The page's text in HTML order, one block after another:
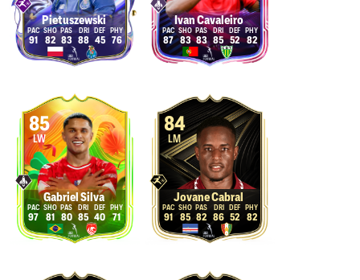
Pietuszewski
91 82 83 88 45 76
Ivan Cavaleiro
87 83 83 85 52 82
85
LW
Gabriel Silva
97 81 80 85 40 71
84
LM
Jovane Cabral
91 85 82 86 52 82